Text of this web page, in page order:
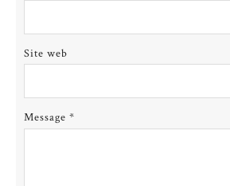
Site web
Message *